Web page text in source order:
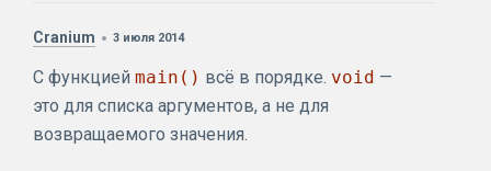
Cranium 3 июля 2014
С функцией main() всё в порядке. void —
это для списка аргументов, а не для
возвращаемого значения.